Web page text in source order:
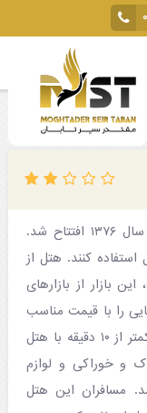
خاتم کیش
هتل خاتم کیش واقع در بلوار میر مهنا در سال ۱۳۷۶ افتتاح شد.
کنند. هتل از
بازار از بازارهای
را با قیمت مناسب
پیدا کنید. همچنین بازار پارس خلیج کیش کمتر از ۱۰ دقیقه با هتل
و خوراکی و لوازم
مسافران این هتل